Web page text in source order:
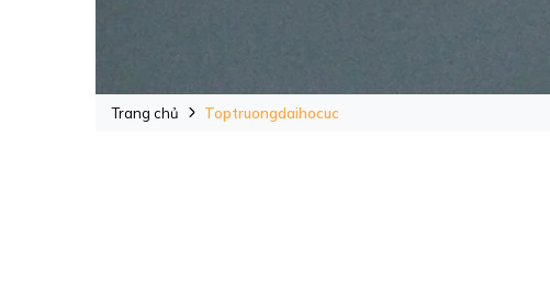
Trang chủ Toptruongdaihocuc